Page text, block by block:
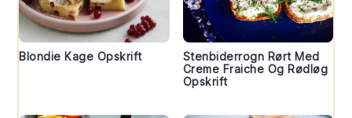
Blondie Kage Opskrift
Stenbiderrogn Rørt Med
Creme Fraiche Og Rødløg
Opskrift